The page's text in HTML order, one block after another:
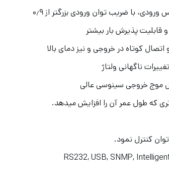
با ضریب توان ورودی بزرگتر از ۰٫۹
کوتاه در خروجی و نیز دمای بالا
ناگهانی ولتاژ
موج خروجی سینوسی عالی
که طول عمر آن را افزایش می­دهد.